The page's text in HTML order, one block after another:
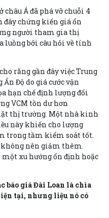
châu Á đã phá vỡ chuỗi 4
đây chứng kiến giá ổn
người tham gia thị
luồng bởi câu hỏi về tính
rằng gần đây việc Trung
Độ do giá cước vận
hạn chế định lượng đối
VCM tồn dư hơn
thị trường. Một nhà kinh
này khiến cho lượng
trong tầm kiểm soát tốt.
nên giảm thêm.
một xu hướng ổn định hoặc
báo giá Đài Loan là chìa
tại, nhưng liệu nó có